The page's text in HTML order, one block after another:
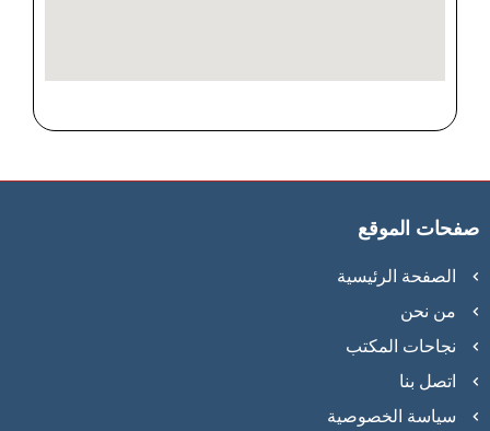
صفحات الموقع
الصفحة الرئيسية
من نحن
نجاحات المكتب
اتصل بنا
سياسة الخصوصية